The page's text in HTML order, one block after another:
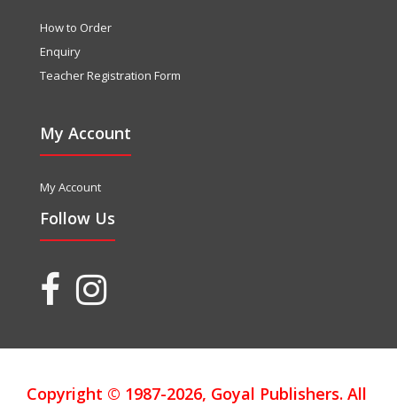
How to Order
Enquiry
Teacher Registration Form
My Account
My Account
Follow Us
Copyright © 1987-2026, Goyal Publishers. All